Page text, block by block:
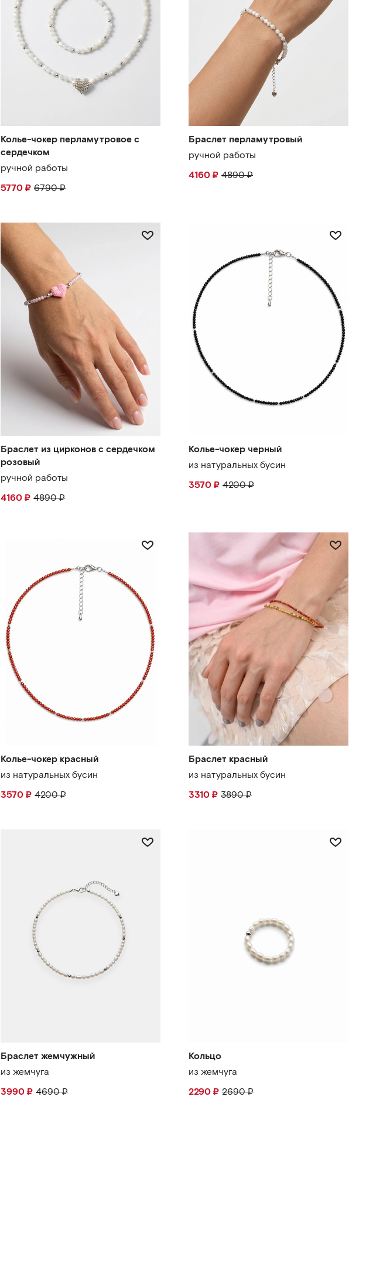
Колье-чокер перламутровое с
сердечком
ручной работы
5770 ₽ 6790₽
Браслет перламутровый
ручной работы
4160 ₽ 4890₽
Браслет из цирконов с сердечком
розовый
ручной работы
4160 ₽ 4890₽
Колье-чокер черный
из натуральных бусин
3570 ₽ 4200₽
Колье-чокер красный
из натуральных бусин
3570 ₽ 4200₽
Браслет красный
из натуральных бусин
3310 ₽ 3890₽
Браслет жемчужный
из жемчуга
3990 ₽ 4690₽
Кольцо
из жемчуга
2290 ₽ 2690₽